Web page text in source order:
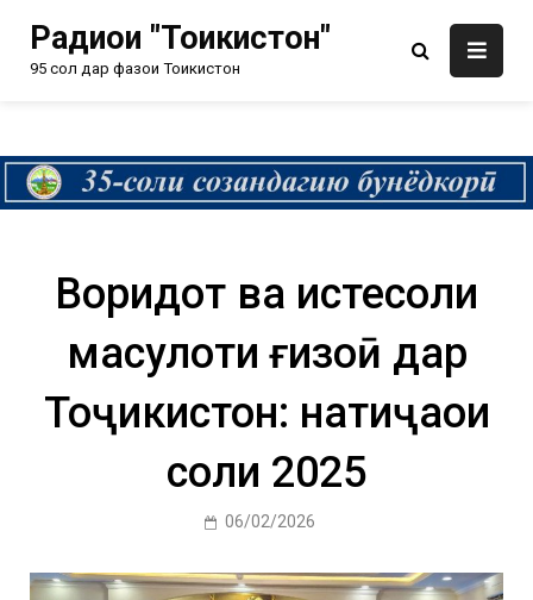
Радиои "Тоҷикистон"
95 сол дар фазои Тоҷикистон
Воридот ва истеҳсоли
маҳсулоти ғизоӣ дар
Тоҷикистон: натиҷаҳои
соли 2025
06/02/2026